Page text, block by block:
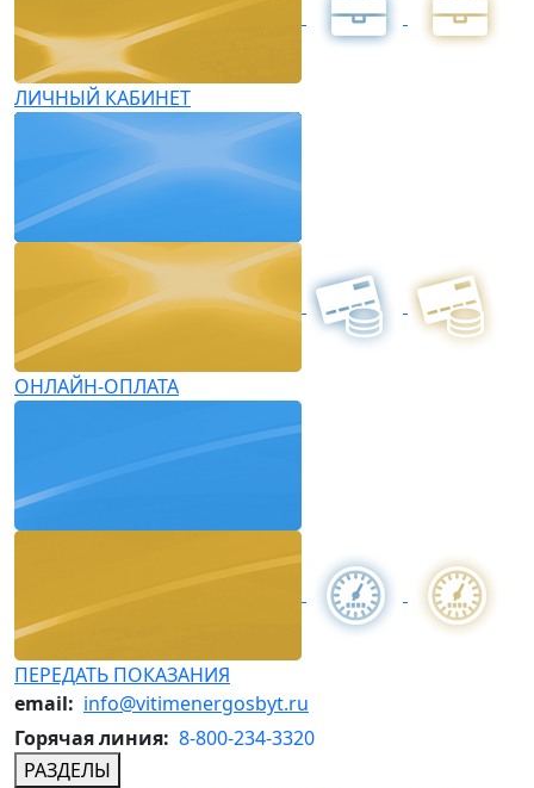
ЛИЧНЫЙ КАБИНЕТ
ОНЛАЙН-ОПЛАТА
ПЕРЕДАТЬ ПОКАЗАНИЯ
email: info@vitimenergosbyt.ru
Горячая линия: 8-800-234-3320
РАЗДЕЛЫ